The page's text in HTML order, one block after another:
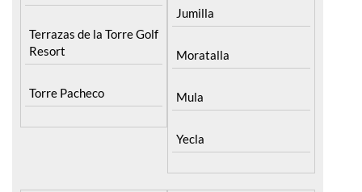
Terrazas de la Torre Golf
Resort
Torre Pacheco
Jumilla
Moratalla
Mula
Yecla